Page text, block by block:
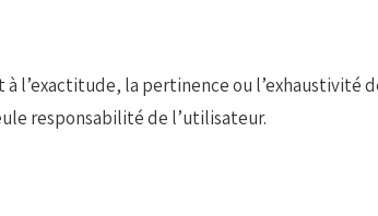
l’exactitude, la pertinence ou l’exhaustivité
responsabilité de l’utilisateur.